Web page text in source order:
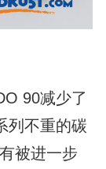
90减少了
列不重的碳
被进一步